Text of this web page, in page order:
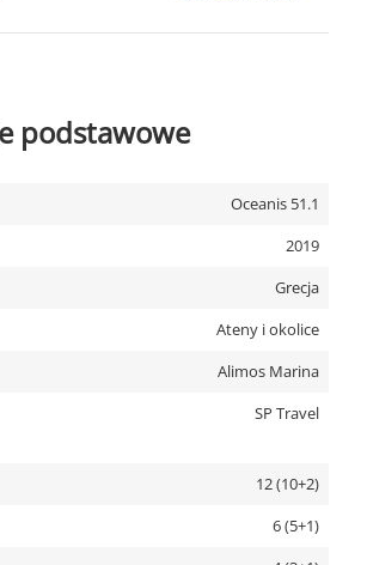
podstawowe
Oceanis 51.1
2019
Grecja
Ateny i okolice
Alimos Marina
SP Travel
12 (10+2)
6 (5+1)